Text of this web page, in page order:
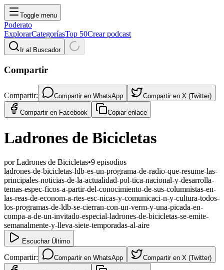
Toggle menu
Poderato
ExplorarCategoríasTop 50Crear podcast
Ir al Buscador
Compartir
Compartir: Compartir en WhatsApp Compartir en X (Twitter)
Compartir en Facebook Copiar enlace
Ladrones de Bicicletas
porLadrones de Bicicletas•9 episodios
ladrones-de-bicicletas-ldb-es-un-programa-de-radio-que-resume-las-
principales-noticias-de-la-actualidad-pol-tica-nacional-y-desarrolla-
temas-espec-ficos-a-partir-del-conocimiento-de-sus-columnistas-en-
las-reas-de-econom-a-rtes-esc-nicas-y-comunicaci-n-y-cultura-todos-
los-programas-de-ldb-se-cierran-con-un-verm-y-una-picada-en-
compa-a-de-un-invitado-especial-ladrones-de-bicicletas-se-emite-
semanalmente-y-lleva-siete-temporadas-al-aire
Escuchar Último
Compartir: Compartir en WhatsApp Compartir en X (Twitter)